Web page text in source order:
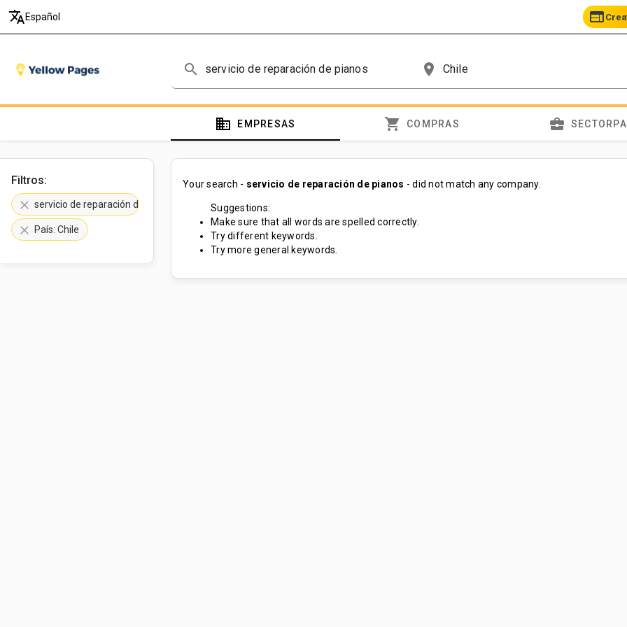
translate Español web
search place
domain EMPRESAS shopping_cart COMPRAS business_center
Filtros:
clear servicio de reparación de pianos
clear País: Chile
Your search - servicio de reparación de pianos - did not match any company.
Suggestions:
Make sure that all words are spelled correctly.
Try different keywords.
Try more general keywords.